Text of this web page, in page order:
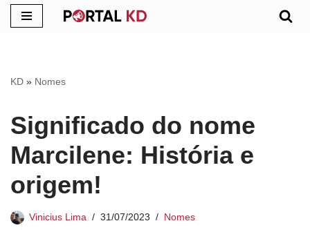
conteúdo
KD » Nomes
Significado do nome
Marcilene: História e
origem!
Vinicius Lima 31/07/2023 Nomes